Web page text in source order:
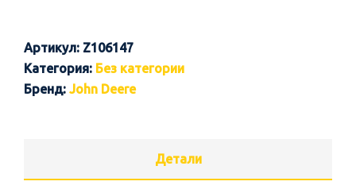
Артикул: Z106147
Категория: Без категории
Бренд: John Deere
Детали